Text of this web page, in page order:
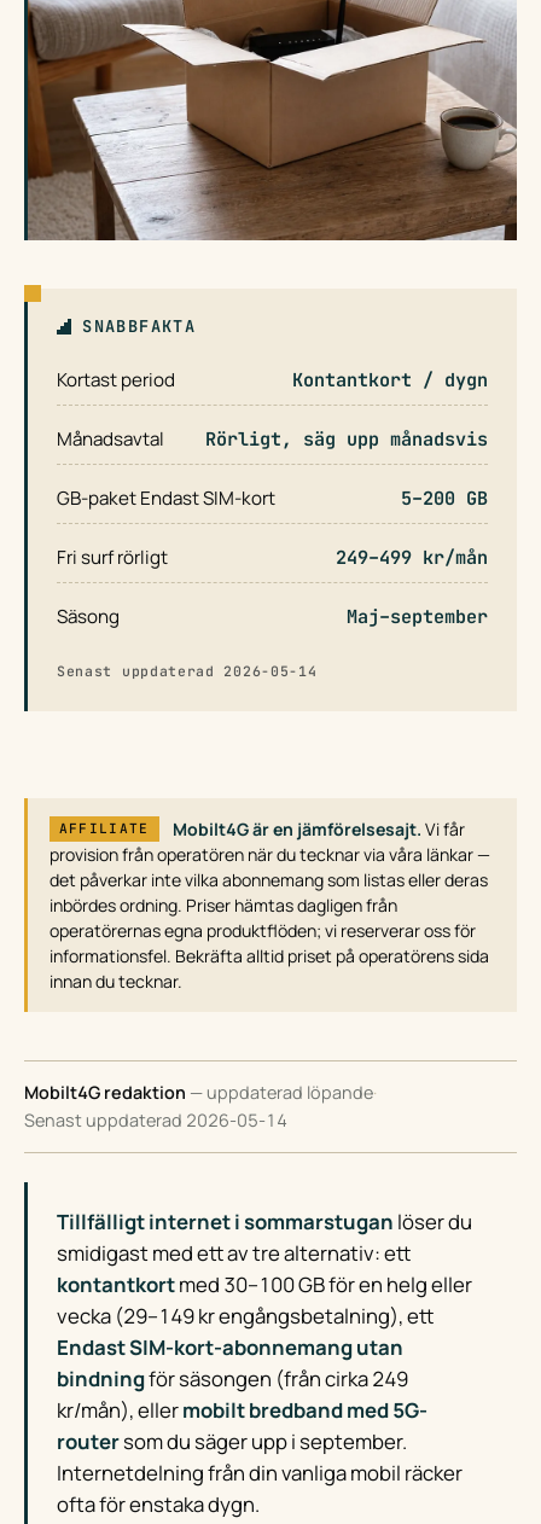
SNABBFAKTA
Kortast period Kontantkort / dygn
Månadsavtal Rörligt, säg upp månadsvis
GB-paket Endast SIM-kort 5–200 GB
Fri surf rörligt 249–499 kr/mån
Säsong Maj–september
Senast uppdaterad 2026-05-14
AFFILIATE Mobilt4G är en jämförelsesajt. Vi får
provision från operatören när du tecknar via våra länkar —
det påverkar inte vilka abonnemang som listas eller deras
inbördes ordning. Priser hämtas dagligen från
operatörernas egna produktflöden; vi reserverar oss för
informationsfel. Bekräfta alltid priset på operatörens sida
innan du tecknar.
Mobilt4G redaktion — uppdaterad löpande·
Senast uppdaterad 2026-05-14
Tillfälligt internet i sommarstugan löser du
smidigast med ett av tre alternativ: ett
kontantkortmed 30–100 GB för en helg eller
vecka (29–149 kr engångsbetalning), ett
Endast SIM-kort-abonnemang utan
bindningför säsongen (från cirka 249
kr/mån), ellermobilt bredband med 5G-
routersom du säger upp i september.
Internetdelning från din vanliga mobil räcker
ofta för enstaka dygn.